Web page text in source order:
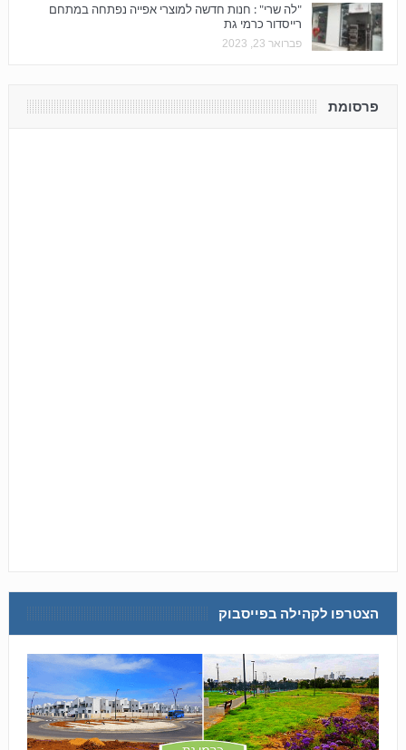
"לה שרי" : חנות חדשה למוצרי אפייה נפתחה במתחם
רייסדור כרמי גת
פברואר 23, 2023
פרסומת
הצטרפו לקהילה בפייסבוק